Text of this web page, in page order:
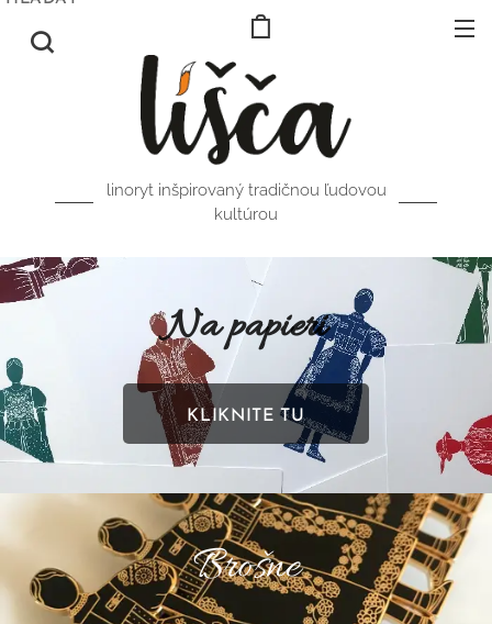
linoryt inšpirovaný tradičnou ľudovou
kultúrou
Na papieri
KLIKNITE TU
Brošne